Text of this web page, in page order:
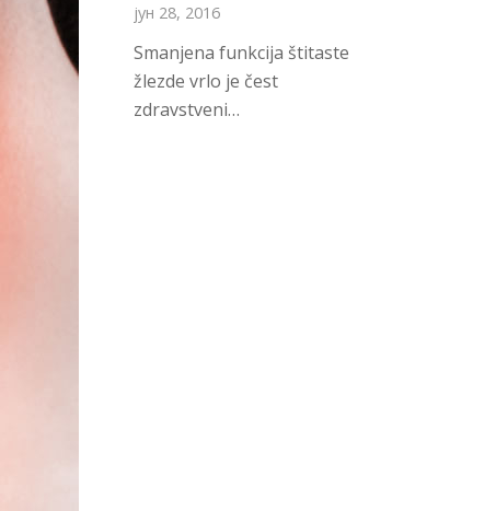
јун 28, 2016
Smanjena funkcija štitaste
žlezde vrlo je čest
zdravstveni…